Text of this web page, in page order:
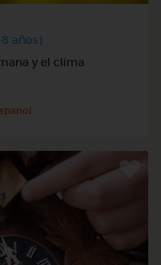
años)
y el clima